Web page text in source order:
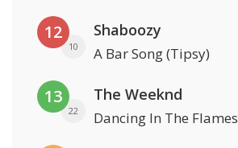
12
10
Shaboozy
A Bar Song (Tipsy)
13
22
The Weeknd
Dancing In The Flames